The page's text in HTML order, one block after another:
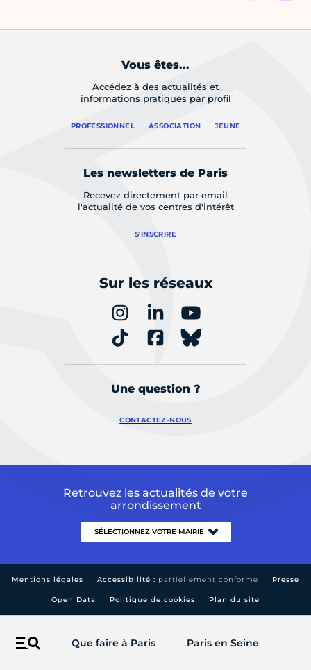
Menu Que faire à Paris Paris en Seine
Vous êtes...
Accédez à des actualités et
informations pratiques par profil
PROFESSIONNEL ASSOCIATION JEUNE
Les newsletters de Paris
Recevez directement par email
l'actualité de vos centres d'intérêt
S'INSCRIRE
Sur les réseaux
Une question ?
CONTACTEZ-NOUS
Retrouvez les actualités de votre
arrondissement
Mentions légales Accessibilité : partiellement conforme Presse
Open Data Politique de cookies Plan du site